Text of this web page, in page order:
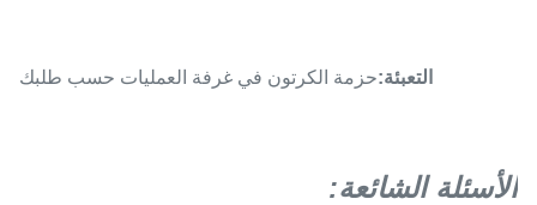
التعبئة:حزمة الكرتون في غرفة العمليات حسب طلبك
الأسئلة الشائعة: